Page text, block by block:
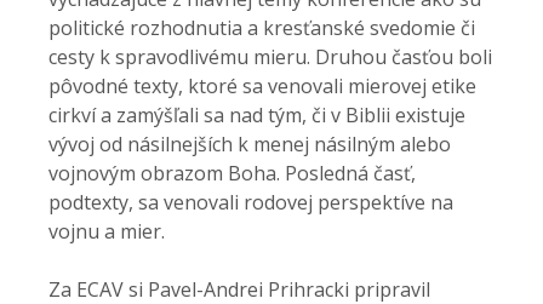
politické rozhodnutia a kresťanské svedomie či
cesty k spravodlivému mieru. Druhou časťou boli
pôvodné texty, ktoré sa venovali mierovej etike
cirkví a zamýšľali sa nad tým, či v Biblii existuje
vývoj od násilnejších k menej násilným alebo
vojnovým obrazom Boha. Posledná časť,
podtexty, sa venovali rodovej perspektíve na
vojnu a mier.
Za ECAV si Pavel-Andrei Prihracki pripravil